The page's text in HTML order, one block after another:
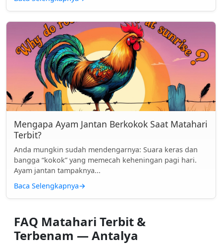
Mengapa Ayam Jantan Berkokok Saat Matahari
Terbit?
Anda mungkin sudah mendengarnya: Suara keras dan
bangga “kokok” yang memecah keheningan pagi hari.
Ayam jantan tampaknya...
Baca Selengkapnya→
FAQ Matahari Terbit &
Terbenam — Antalya